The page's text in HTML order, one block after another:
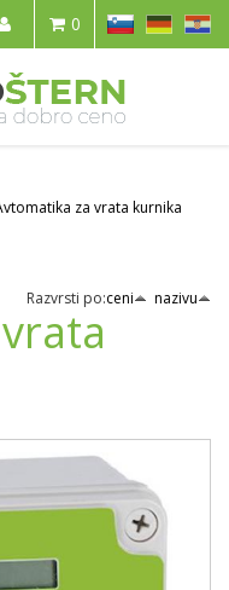
IŠČI
HR
0
za vrata kurnika
Razvrsti po:ceni nazivu